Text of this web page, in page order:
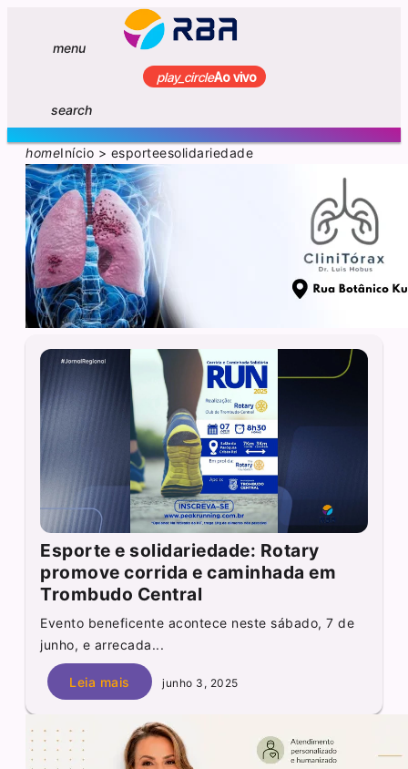
menu
play_circleAo vivo
search
homeInício > esporteesolidariedade
Esporte e solidariedade: Rotary
promove corrida e caminhada em
Trombudo Central
Evento beneficente acontece neste sábado, 7 de
junho, e arrecada...
Leia mais junho 3, 2025